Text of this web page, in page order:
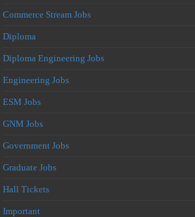
Commerce Stream Jobs
Diploma
Diploma Engineering Jobs
Engineering Jobs
ESM Jobs
GNM Jobs
Government Jobs
Graduate Jobs
Hall Tickets
Important